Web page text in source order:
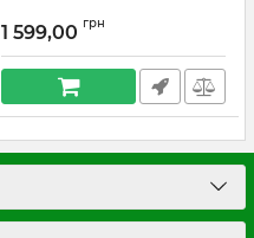
1 599,00 грн